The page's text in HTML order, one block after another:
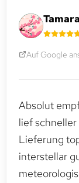
Auf Google
Absolut
lief schneller
Lieferung
interstellar